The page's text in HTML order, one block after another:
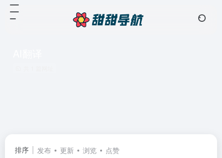
排序 发布 更新 浏览 点赞